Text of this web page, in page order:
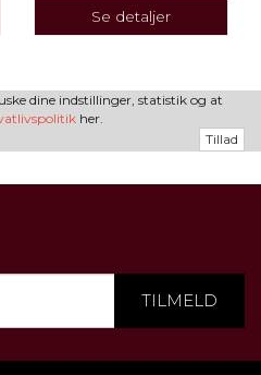
Se detaljer
dine indstillinger, statistik og at
her.
Tillad
TILMELD